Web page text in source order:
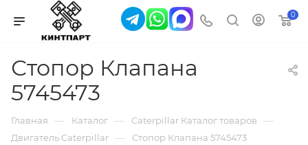
0
Стопор Клапана
5745473
Главная — Каталог — Caterpillar Каталог товаров —
Двигатель Caterpillar — Стопор Клапана 5745473